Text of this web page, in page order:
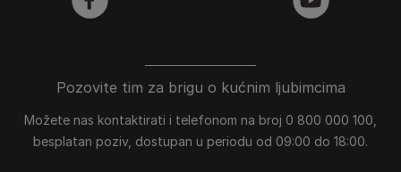
Pozovite tim za brigu o kućnim ljubimcima
Možete nas kontaktirati i telefonom na broj 0 800 000 100,
besplatan poziv, dostupan u periodu od 09:00 do 18:00.
facebook youtube